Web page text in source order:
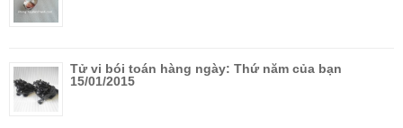
Tử vi bói toán hàng ngày: Thứ năm của bạn
15/01/2015